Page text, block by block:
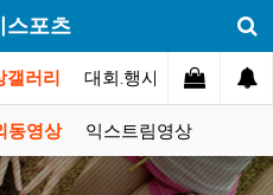
스포츠
갤러리 대회.행사 쇼핑몰
동영상 익스트림영상